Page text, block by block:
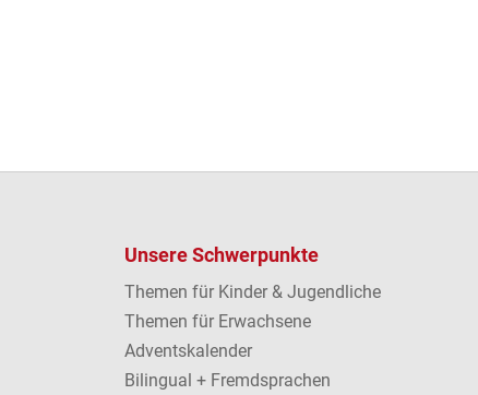
Unsere Schwerpunkte
Themen für Kinder & Jugendliche
Themen für Erwachsene
Adventskalender
Bilingual + Fremdsprachen